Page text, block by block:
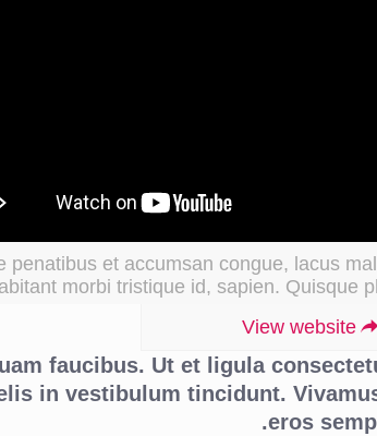
penatibus et accumsan congue, lacus
morbi tristique id, sapien. Quisque
View website
faucibus. Ut et ligula
in vestibulum tincidunt.
eros